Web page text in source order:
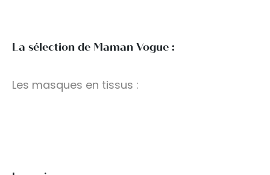
La sélection de Maman Vogue :
Les masques en tissus :